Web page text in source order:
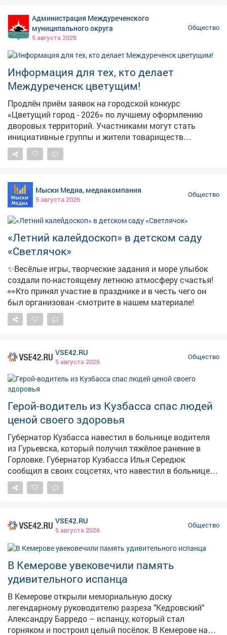
интерактивных играх и викторинах. Праздник в ГДК
"Геолог" стал не просто развлечением, а важным
уроком в игровой форме, который напомнил всем
Такие события помогают заложить основы
ответственного поведения на дороге с самого раннего
возраста.
Администрация Междуреченского
муниципального округа
5 августа 2026
Общество
Информация для тех, кто делает
Междуреченск цветущим!
Продлён приём заявок на городской конкурс
«Цветущий город - 2026» по лучшему оформлению
дворовых территорий. Участниками могут стать
инициативные группы и жители товариществ
собственников жилья и многоквартирных домов.
Номинации следующие: 🌼 «Лучшая клумба-цветник»
🌻 «Цветущий балкон» 🌹 «Цветочный кадр»
(фотоконкурс) 🪻 «Управляю, цветами украшаю» 💐
«Ботанический бунт» 🪷 «Мой цветущий дом» Заявки
на участие принимаются в печатном или электронном
виде: - г.Междуреченск, пр.Строителей, 20а, кабинет
420 - эл. адрес: replan@mrech.ru 📞 Телефон для
справок: 2-82-77. Положение о конкурсе размещено на
https://mrech.ru/media/texteditor/2026/06/26/20260626-
1162.pdf
Мыски Медиа, медиакомпания
5 августа 2026
Общество
«Летний калейдоскоп» в детском саду
«Светлячок»
✨Весёлые игры, творческие задания и море улыбок
создали по-настоящему летнюю атмосферу счастья!
👀Кто принял участие в празднике и в честь чего он
был организован -смотрите в нашем материале!
VSE42.RU
5 августа 2026
Общество
Герой-водитель из Кузбасса спас людей
ценой своего здоровья
Губернатор Кузбасса навестил в больнице водителя
из Гурьевска, который получил тяжёлое ранение в
Горловке. Губернатор Кузбасса Илья Середюк
сообщил в своих соцсетях, что навестил в больнице
Алексея Максимова – водителя гурьевского
аварийно-восстановительного отряда. Мужчина
коммунальной инфраструктуры. По словам главы
региона машину, в которой находился Алексей,
атаковал беспилотник. Несмотря на серьёзные
травмы, водитель успел остановить грузовик,
предотвратив столкновение с другими автомобилями
и пассажирским автобусом. Сейчас он лечится в
Кузбасском центре охраны здоровья шахтёров, врачи
делают всё возможное для его восстановления.
Впереди – реабилитация. За проявленный героизм
губернатор вручил Алексею областную медаль "За
VSE42.RU
5 августа 2026
Общество
В Кемерове увековечили память
удивительного испанца
В Кемерове открыли мемориальную доску
легендарному руководителю разреза "Кедровский"
Александру Барредо – испанцу, который стал
горняком и построил целый посёлок. В Кемерове на